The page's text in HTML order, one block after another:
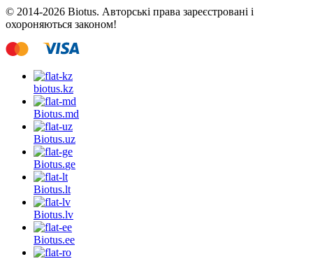
© 2014-2026 Biotus. Авторські права зареєстровані і
охороняються законом!
biotus.kz
Biotus.md
Biotus.uz
Biotus.ge
Biotus.lt
Biotus.lv
Biotus.ee